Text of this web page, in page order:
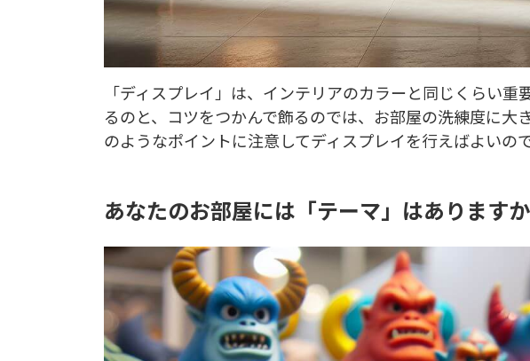
「ディスプレイ」は、インテリアのカラーと同じくらい重
るのと、コツをつかんで飾るのでは、お部屋の洗練度に大
のようなポイントに注意してディスプレイを行えばよいの
あなたのお部屋には「テーマ」はあります